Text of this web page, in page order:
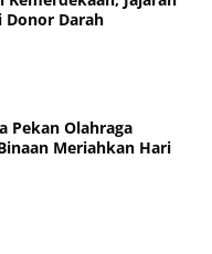
Donor Darah
Pekan Olahraga
Meriahkan Hari